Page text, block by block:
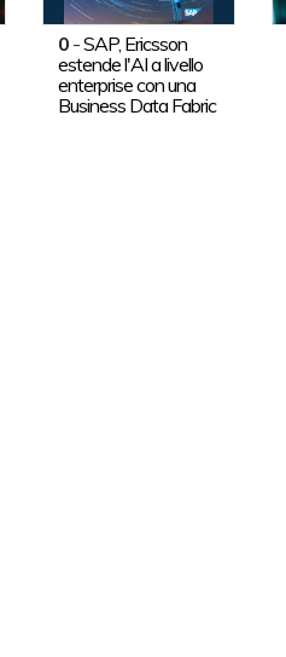
0 -SAP, Ericsson
estende l'AI a livello
enterprise con una
Business Data Fabric